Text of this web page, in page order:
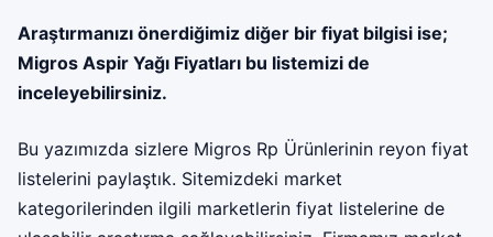
Araştırmanızı önerdiğimiz diğer bir fiyat bilgisi ise;
Migros Aspir Yağı Fiyatları bu listemizi de
inceleyebilirsiniz.
Bu yazımızda sizlere Migros Rp Ürünlerinin reyon fiyat
listelerini paylaştık. Sitemizdeki market
kategorilerinden ilgili marketlerin fiyat listelerine de